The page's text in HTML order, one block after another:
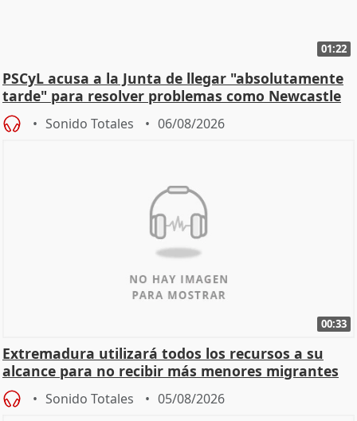
01:22
PSCyL acusa a la Junta de llegar "absolutamente
tarde" para resolver problemas como Newcastle
Sonido Totales 06/08/2026
00:33
Extremadura utilizará todos los recursos a su
alcance para no recibir más menores migrantes
Sonido Totales 05/08/2026